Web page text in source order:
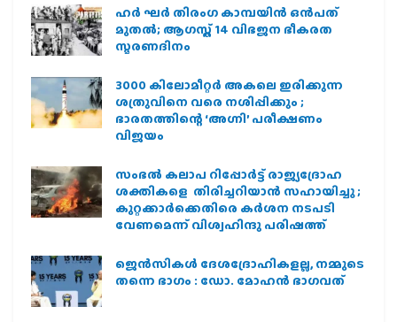
ഹര്‍ ഘര്‍ തിരംഗ കാമ്പയിന്‍ ഒന്‍പത്
മുതല്‍; ആഗസ്ത് 14 വിഭജന ഭീകരത
സ്മരണദിനം
3000 കിലോമീറ്റർ അകലെ ഇരിക്കുന്ന
ശത്രുവിനെ വരെ നശിപ്പിക്കും ;
ഭാരതത്തിന്റെ ‘അഗ്നി’ പരീക്ഷണം
വിജയം
സംഭൽ കലാപ റിപ്പോർട്ട് രാജ്യദ്രോഹ
ശക്തികളെ തിരിച്ചറിയാൻ സഹായിച്ചു ;
കുറ്റക്കാർക്കെതിരെ കർശന നടപടി
വേണമെന്ന് വിശ്വഹിന്ദു പരിഷത്ത്
ജെന്‍സികള്‍ ദേശദ്രോഹികളല്ല, നമ്മുടെ
തന്നെ ഭാഗം : ഡോ. മോഹന്‍ ഭാഗവത്